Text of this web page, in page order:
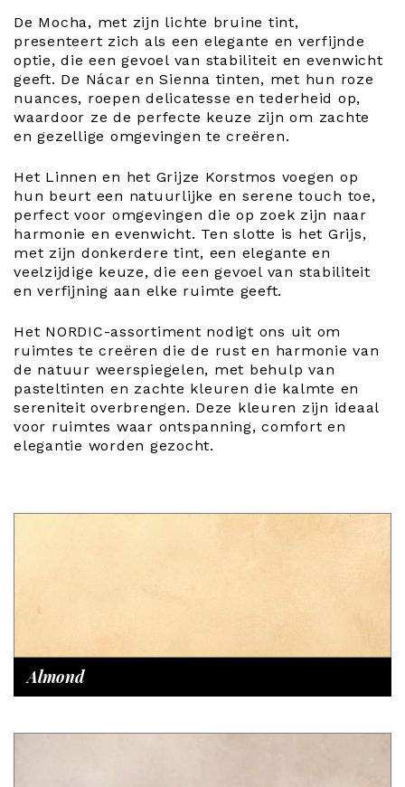
De Mocha, met zijn lichte bruine tint,
presenteert zich als een elegante en verfijnde
optie, die een gevoel van stabiliteit en evenwicht
geeft. De Nácar en Sienna tinten, met hun roze
nuances, roepen delicatesse en tederheid op,
waardoor ze de perfecte keuze zijn om zachte
en gezellige omgevingen te creëren.
Het Linnen en het Grijze Korstmos voegen op
hun beurt een natuurlijke en serene touch toe,
perfect voor omgevingen die op zoek zijn naar
harmonie en evenwicht. Ten slotte is het Grijs,
met zijn donkerdere tint, een elegante en
veelzijdige keuze, die een gevoel van stabiliteit
en verfijning aan elke ruimte geeft.
Het NORDIC-assortiment nodigt ons uit om
ruimtes te creëren die de rust en harmonie van
de natuur weerspiegelen, met behulp van
pasteltinten en zachte kleuren die kalmte en
sereniteit overbrengen. Deze kleuren zijn ideaal
voor ruimtes waar ontspanning, comfort en
elegantie worden gezocht.
Almond